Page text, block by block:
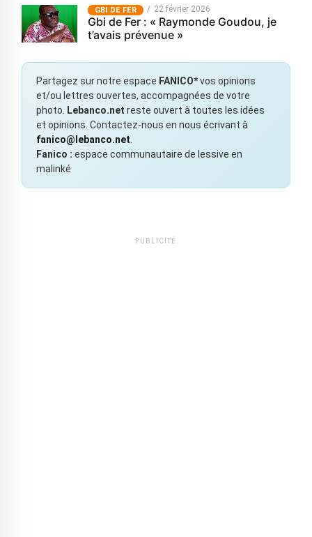
GBI DE FER 22 février 2026
Gbi de Fer : « Raymonde Goudou, je
t’avais prévenue »
Partagez sur notre espace FANICO*vos opinions
et/ou lettres ouvertes, accompagnées de votre
photo.
Lebanco.net reste ouvert à toutes les idées
et opinions. Contactez-nous en nous écrivant à
fanico@lebanco.net
Fanico : espace communautaire de lessive en
malinké
PUBLICITÉ